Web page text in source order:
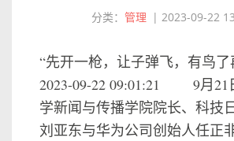
分类： 管理 | 2023-09-22
“先开一枪，让子弹飞，有鸟了
2023-09-22 09:01:21 9月21
学新闻与传播学院院长、科技
刘亚东与华为公司创始人任正